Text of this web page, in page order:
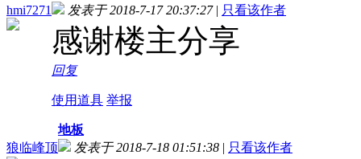
hmi7271
发表于 2018-7-17 20:37:27 | 只看该作者
感谢楼主分享
回复
使用道具 举报
狼临峰顶
地板
发表于 2018-7-18 01:51:38 | 只看该作者